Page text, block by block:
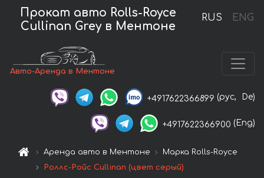
RUS ENG
Прокат авто Rolls-Royce
Cullinan Grey в Ментоне
Авто-Аренда в Ментоне
+4917622366899 (рус, De)
+4917622366900 (Eng)
Аренда авто в Ментоне
Марка Rolls-Royce
Роллс-Ройс Cullinan (цвет серый)